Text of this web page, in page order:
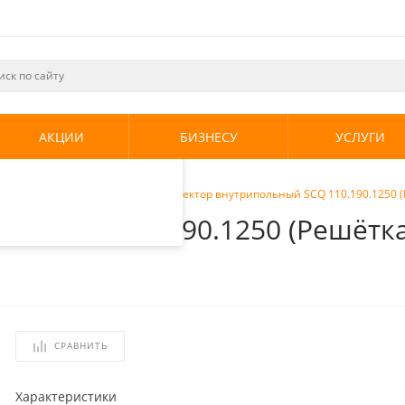
и
использования.
.
АКЦИИ БИЗНЕСУ УСЛУГИ
Stout Конвектор внутрипольный SCQ
SCQ 110.190.1250
СРАВНИТЬ
Характеристики